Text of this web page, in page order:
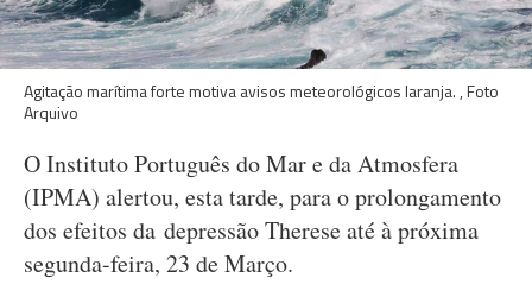
Agitação marítima forte motiva avisos meteorológicos laranja. , Foto
Arquivo
O Instituto Português do Mar e da Atmosfera
(IPMA) alertou, esta tarde, para o prolongamento
dos efeitos da depressão Therese até à próxima
segunda-feira, 23 de Março.